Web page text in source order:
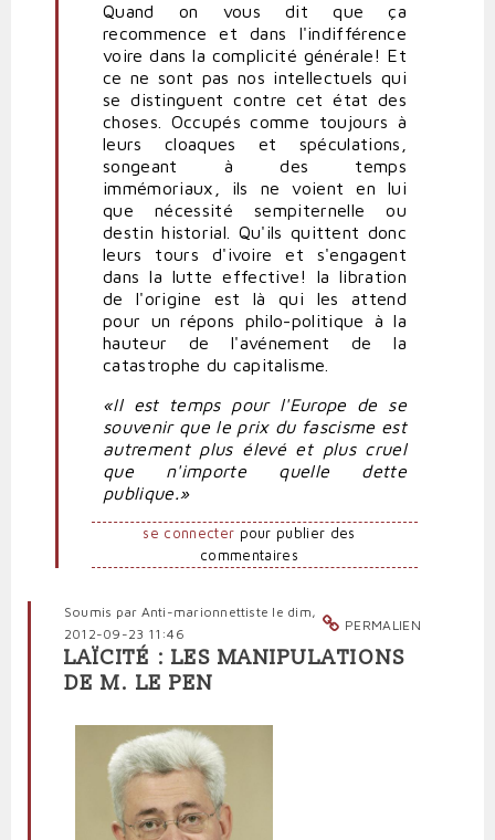
Les
nazis
du
XXIe
siècle
par
Iurop
Quand on vous dit que ça
recommence et dans l'indifférence
voire dans la complicité générale! Et
ce ne sont pas nos intellectuels qui
se distinguent contre cet état des
choses. Occupés comme toujours à
leurs cloaques et spéculations,
songeant à des temps
immémoriaux, ils ne voient en lui
que nécessité sempiternelle ou
destin historial. Qu'ils quittent donc
leurs tours d'ivoire et s'engagent
dans la lutte effective! la libration
de l'origine est là qui les attend
pour un répons philo-politique à la
hauteur de l'avénement de la
catastrophe du capitalisme.
«Il est temps pour l'Europe de se
souvenir que le prix du fascisme est
autrement plus élevé et plus cruel
que n'importe quelle dette
publique.»
se connecter pour publier des
commentaires
PERMALIEN
Soumis par Anti-marionnettiste le dim,
2012-09-23 11:46
LAÏCITÉ : LES MANIPULATIONS
DE M. LE PEN